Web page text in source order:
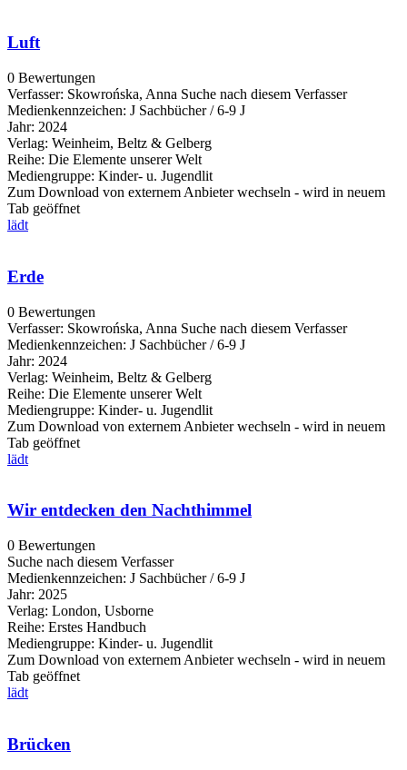
Luft
0 Bewertungen
Verfasser: Skowrońska, Anna Suche nach diesem Verfasser
Medienkennzeichen: J Sachbücher / 6-9 J
Jahr: 2024
Verlag: Weinheim, Beltz & Gelberg
Reihe: Die Elemente unserer Welt
Mediengruppe: Kinder- u. Jugendlit
Zum Download von externem Anbieter wechseln - wird in neuem
Tab geöffnet
lädt
Erde
0 Bewertungen
Verfasser: Skowrońska, Anna Suche nach diesem Verfasser
Medienkennzeichen: J Sachbücher / 6-9 J
Jahr: 2024
Verlag: Weinheim, Beltz & Gelberg
Reihe: Die Elemente unserer Welt
Mediengruppe: Kinder- u. Jugendlit
Zum Download von externem Anbieter wechseln - wird in neuem
Tab geöffnet
lädt
Wir entdecken den Nachthimmel
0 Bewertungen
Suche nach diesem Verfasser
Medienkennzeichen: J Sachbücher / 6-9 J
Jahr: 2025
Verlag: London, Usborne
Reihe: Erstes Handbuch
Mediengruppe: Kinder- u. Jugendlit
Zum Download von externem Anbieter wechseln - wird in neuem
Tab geöffnet
lädt
Brücken